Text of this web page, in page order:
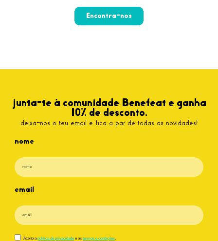
Encontra-nos
junta-te à comunidade Benefeat e ganha
10% de desconto.
deixa-nos o teu email e fica a par de todas as novidades!
nome
email
Aceito a política de privacidade e os termos e condições